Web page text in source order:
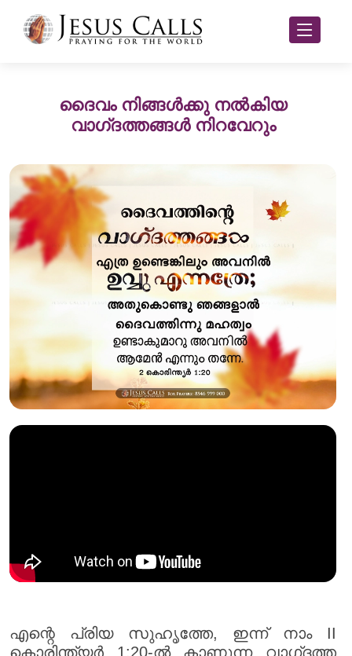
ദൈവം നിങ്ങൾക്കു നൽകിയ
വാഗ്‌ദത്തങ്ങൾ നിറവേറും
എന്റെ പ്രിയ സുഹൃത്തേ, ഇന്ന് നാം II
കൊരിന്ത്യർ 1:20-ൽ കാണുന്ന വാഗ്‌ദത്ത